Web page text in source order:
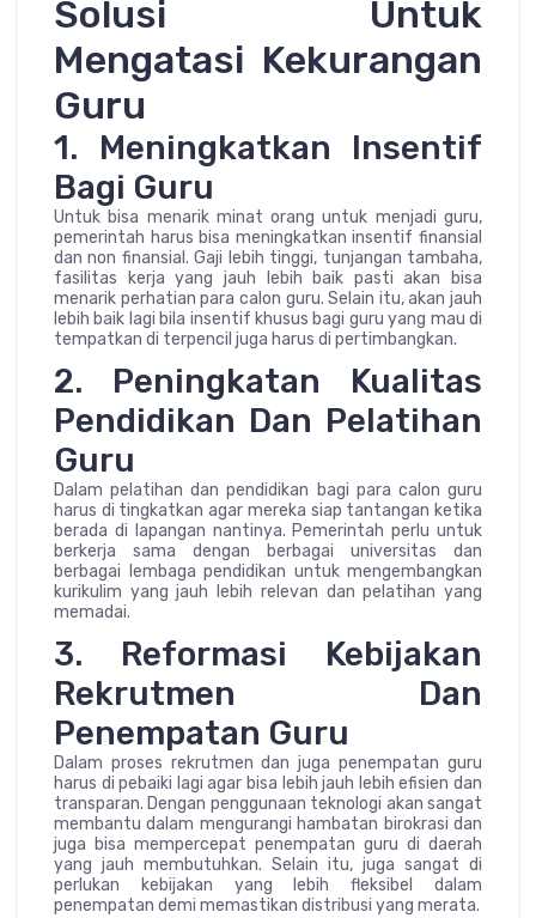
Solusi Untuk
Mengatasi Kekurangan
Guru
1. Meningkatkan Insentif
Bagi Guru
Untuk bisa menarik minat orang untuk menjadi guru,
pemerintah harus bisa meningkatkan insentif finansial
dan non finansial. Gaji lebih tinggi, tunjangan tambaha,
fasilitas kerja yang jauh lebih baik pasti akan bisa
menarik perhatian para calon guru. Selain itu, akan jauh
lebih baik lagi bila insentif khusus bagi guru yang mau di
tempatkan di terpencil juga harus di pertimbangkan.
2. Peningkatan Kualitas
Pendidikan Dan Pelatihan
Guru
Dalam pelatihan dan pendidikan bagi para calon guru
harus di tingkatkan agar mereka siap tantangan ketika
berada di lapangan nantinya. Pemerintah perlu untuk
berkerja sama dengan berbagai universitas dan
berbagai lembaga pendidikan untuk mengembangkan
kurikulim yang jauh lebih relevan dan pelatihan yang
memadai.
3. Reformasi Kebijakan
Rekrutmen Dan
Penempatan Guru
Dalam proses rekrutmen dan juga penempatan guru
harus di pebaiki lagi agar bisa lebih jauh lebih efisien dan
transparan. Dengan penggunaan teknologi akan sangat
membantu dalam mengurangi hambatan birokrasi dan
juga bisa mempercepat penempatan guru di daerah
yang jauh membutuhkan. Selain itu, juga sangat di
perlukan kebijakan yang lebih fleksibel dalam
penempatan demi memastikan distribusi yang merata.